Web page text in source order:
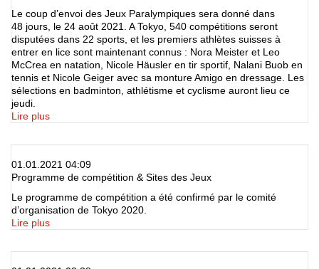
Le coup d’envoi des Jeux Paralympiques sera donné dans
48 jours, le 24 août 2021. A Tokyo, 540 compétitions seront
disputées dans 22 sports, et les premiers athlètes suisses à
entrer en lice sont maintenant connus : Nora Meister et Leo
McCrea en natation, Nicole Häusler en tir sportif, Nalani Buob en
tennis et Nicole Geiger avec sa monture Amigo en dressage. Les
sélections en badminton, athlétisme et cyclisme auront lieu ce
jeudi.
Lire plus
01.01.2021 04:09
Programme de compétition & Sites des Jeux
Le programme de compétition a été confirmé par le comité
d’organisation de Tokyo 2020.
Lire plus